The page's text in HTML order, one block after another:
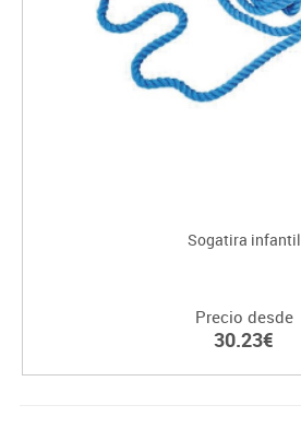
Sogatira infantil
Precio desde
30.23€